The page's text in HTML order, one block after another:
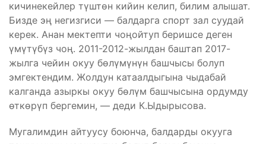
кичинекейлер түштөн кийин келип, билим алышат.
Бизде эң негизгиси — балдарга спорт зал суудай
керек. Анан мектепти чоңойтуп беришсе деген
үмүтүбүз чоң. 2011-2012-жылдан баштап 2017-
жылга чейин окуу бөлүмүнүн башчысы болуп
эмгектендим. Жолдун катаалдыгына чыдабай
калганда азыркы окуу бөлүм башчысына ордумду
өткөрүп бергемин, — деди К.Ыдырысова.
Мугалимдин айтуусу боюнча, балдарды окууга